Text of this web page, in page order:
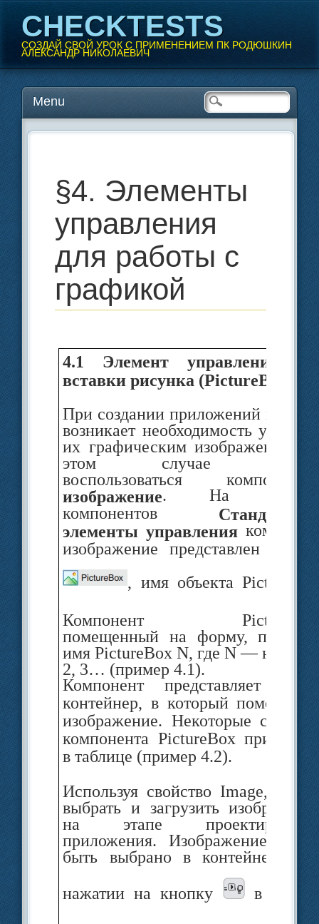
CHECKTESTS
СОЗДАЙ СВОЙ УРОК С ПРИМЕНЕНИЕМ ПК РОДЮШКИН
АЛЕКСАНДР НИКОЛАЕВИЧ
Главное меню
Перейти
содержанию
Menu
§4. Элементы
управления
для работы с
графикой
4.1 Элемент управления
вставки рисунка (PictureBox)
При создании приложений
возникает необходимость
их графическим изображением.
этом случае
воспользоваться
изображение. На
компонентов
элементы управления
изображение представлен в
, имя объекта
Компонент
помещенный на форму,
имя PictureBox N, где N — номер
2, 3… (пример 4.1).
Компонент представляет
кон­тейнер, в который
изо­бражение. Некоторые
компо­нента PictureBox
в таблице (пример 4.2).
Используя свойство Image,
выбрать и загрузить
на этапе
приложения. Изображение
быть выбрано в контейнере
нажатии на кнопку
в